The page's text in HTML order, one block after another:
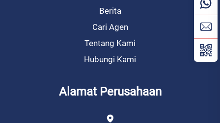
Berita
Cari Agen
Tentang Kami
Hubungi Kami
Alamat Perusahaan